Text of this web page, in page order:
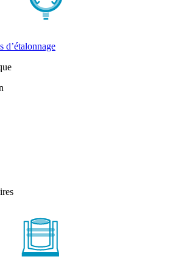
d’étalonnage